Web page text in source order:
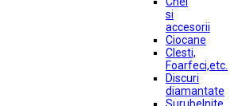
si
accesorii
Ciocane
Clesti,
Foarfeci,etc.
Discuri
diamantate